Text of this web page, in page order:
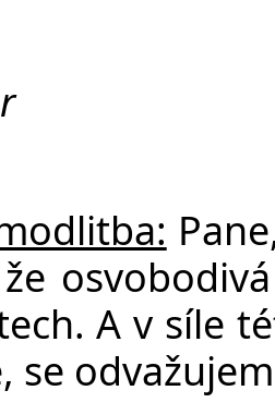
A v síle
se